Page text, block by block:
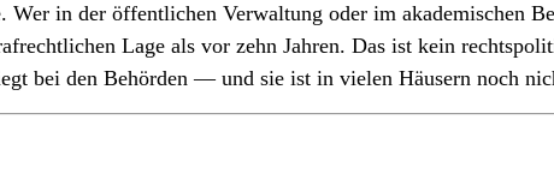
Wer in der öffentlichen Verwaltung oder im akademischen
Lage als vor zehn Jahren. Das ist kein
bei den Behörden — und sie ist in vielen Häusern noch